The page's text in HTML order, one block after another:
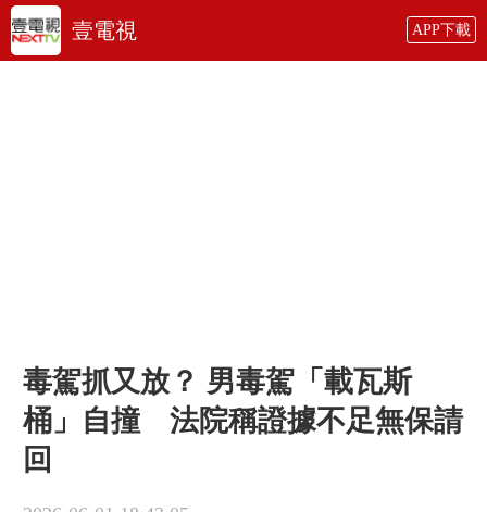
壹電視 APP下載
毒駕抓又放？ 男毒駕「載瓦斯
桶」自撞 法院稱證據不足無保請
回